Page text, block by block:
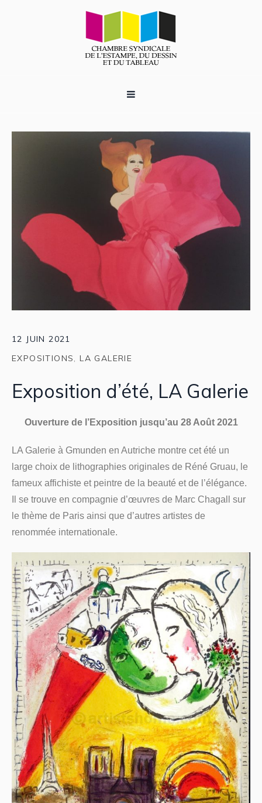
12 JUIN 2021
EXPOSITIONS,LA GALERIE
Exposition d’été, LA Galerie
Ouverture de l’Exposition jusqu’au 28 Août 2021
LA Galerie à Gmunden en Autriche montre cet été un
large choix de lithographies originales de Réné Gruau, le
fameux affichiste et peintre de la beauté et de l’élégance.
Il se trouve en compagnie d’œuvres de Marc Chagall sur
le thème de Paris ainsi que d’autres artistes de
renommée internationale.